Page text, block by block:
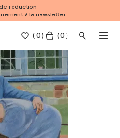
de réduction
à la newsletter
(0 ) ( 0 )